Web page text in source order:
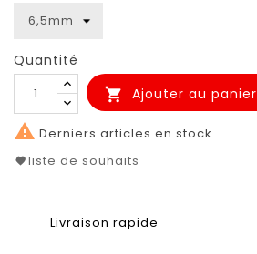
Quantité
 Ajouter au panier
 Derniers articles en stock
liste de souhaits
Livraison rapide